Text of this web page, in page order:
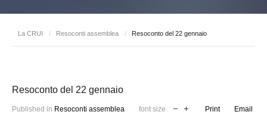
La CRUI / Resoconti assemblea / Resoconto del 22 gennaio
Resoconto del 22 gennaio
Published in Resoconti assemblea font size Print Email